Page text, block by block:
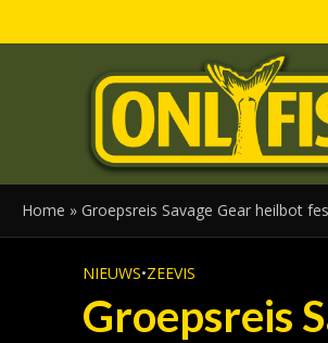
Home » Groepsreis Savage Gear heilbot
NIEUWS•ZEEVIS
Groepsreis